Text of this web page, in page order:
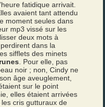
fatidique arrivait.
avaient tant attendu
moment seules dans
mp3 vissé sur les
deux mots à
dans la
sifflets des minets
. Pour elle, pas
noir ; non, Cindy ne
âge aveuglement,
sur le point
elles étaient arrivées
cris gutturaux de